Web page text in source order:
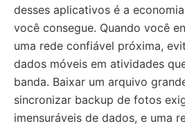
desses aplicativos é a
você consegue. Quando você
uma rede confiável próxima,
dados móveis em atividades
banda. Baixar um arquivo
sincronizar backup de fotos
imensuráveis de dados, e uma